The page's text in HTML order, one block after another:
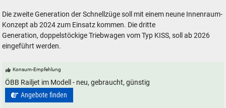
Die zweite Generation der Schnellzüge soll mit einem neune Innenraum-
Konzept ab 2024 zum Einsatz kommen. Die dritte
Generation, doppelstöckige Triebwagen vom Typ KISS, soll ab 2026
eingeführt werden.
Konsum-Empfehlung
ÖBB Railjet im Modell - neu, gebraucht, günstig
Angebote finden